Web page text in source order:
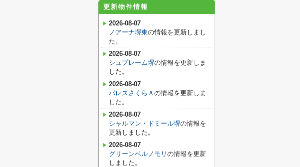
更新物件情報
2026-08-07
ノアーナ堺東の情報を更新しまし
た。
2026-08-07
シュプレーム堺の情報を更新しま
した。
2026-08-07
パレスさくらＡ の情報を更新しま
した。
2026-08-07
シャルマン・ドミール堺の情報を
更新しました。
2026-08-07
グリーンベルノモリ の情報を更新
しました。